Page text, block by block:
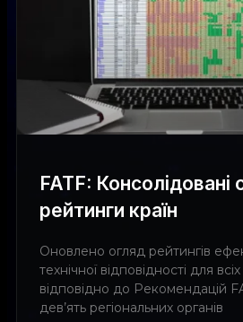
FATF: Консолідовані
рейтинги країн
Оновлено огляд рейтингів
технічної відповідності для
відповідно до Рекомендацій
дев’ять регіональних органів